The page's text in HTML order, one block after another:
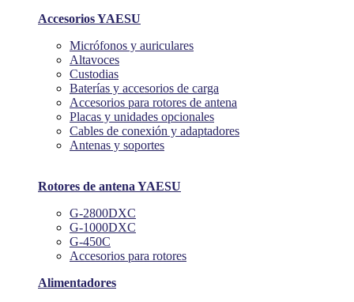
Accesorios YAESU
Micrófonos y auriculares
Altavoces
Custodias
Baterías y accesorios de carga
Accesorios para rotores de antena
Placas y unidades opcionales
Cables de conexión y adaptadores
Antenas y soportes
Rotores de antena YAESU
G-2800DXC
G-1000DXC
G-450C
Accesorios para rotores
Alimentadores